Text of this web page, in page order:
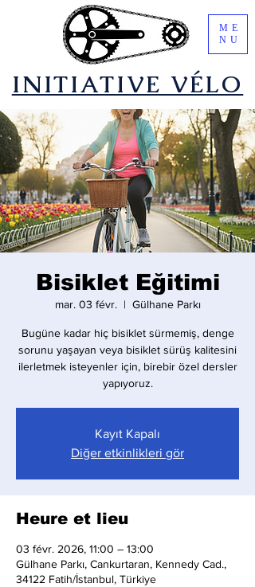
​INITIATIVE VÉLO
ME
NU
Bisiklet Eğitimi
mar. 03 févr.
  |
Gülhane Parkı
Bugüne kadar hiç bisiklet sürmemiş, denge
sorunu yaşayan veya bisiklet sürüş kalitesini
ilerletmek isteyenler için, birebir özel dersler
yapıyoruz.
Kayıt Kapalı
Diğer etkinlikleri gör
Heure et lieu
03 févr. 2026, 11:00 – 13:00
Gülhane Parkı, Cankurtaran, Kennedy Cad.,
34122 Fatih/İstanbul, Türkiye